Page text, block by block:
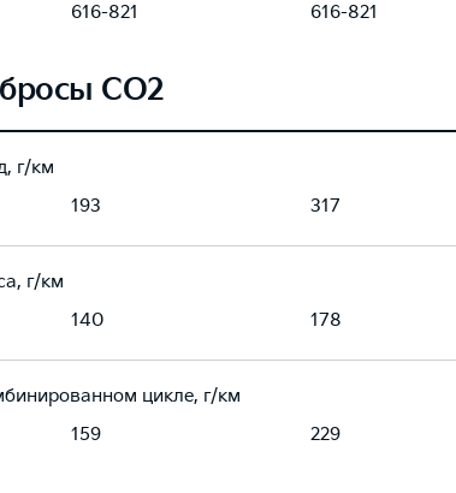
616-821 616-821
CO2
г/км
193 317
г/км
140 178
цикле, г/км
159 229